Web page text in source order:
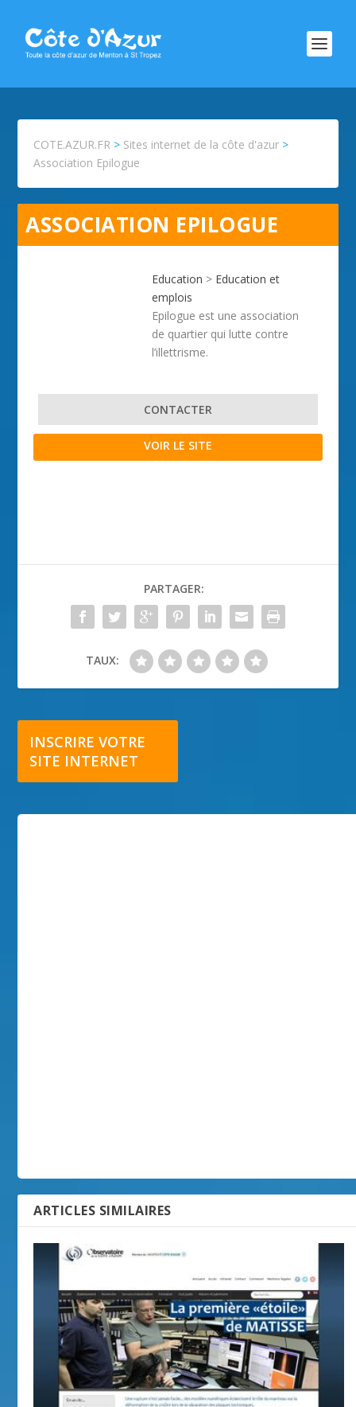
COTE.AZUR.FR > Sites internet de la côte d'azur >
Association Epilogue
ASSOCIATION EPILOGUE
Education > Education et
emplois
Epilogue est une association
de quartier qui lutte contre
l’illettrisme.
CONTACTER
VOIR LE SITE
PARTAGER:
TAUX:
INSCRIRE VOTRE
SITE INTERNET
ARTICLES SIMILAIRES